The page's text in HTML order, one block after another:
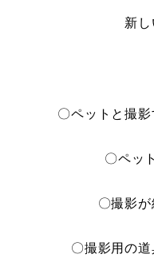
新
〇ペットと撮
〇ペッ
〇撮影
〇撮影用の